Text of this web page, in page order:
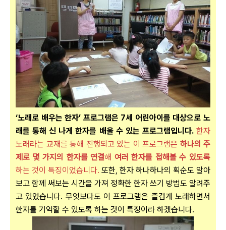
‘노래로 배우는 한자’ 프로그램은 7세 어린아이를 대상으로 노
래를 통해 신 나게 한자를 배울 수 있는 프로그램입니다. 한자
노래라는 교재를 통해 진행되고 있는 이 프로그램은 하나의 주
제로 몇 가지의 한자를 연결해 여러 한자를 접해볼 수 있도록
하는 것이 특징이었습니다. 또한, 한자 하나하나의 획순도 알아
보고 함께 써보는 시간을 가져 정확한 한자 쓰기 방법도 알려주
고 있었습니다. 무엇보다도 이 프로그램은 즐겁게 노래하면서
한자를 기억할 수 있도록 하는 것이 특징이라 하겠습니다.